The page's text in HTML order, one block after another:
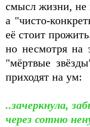
смысл жизни,
а "чисто-
её стоит
но несмотря на
"мёртвые
приходят на ум:
..зачеркнула,
через сотню